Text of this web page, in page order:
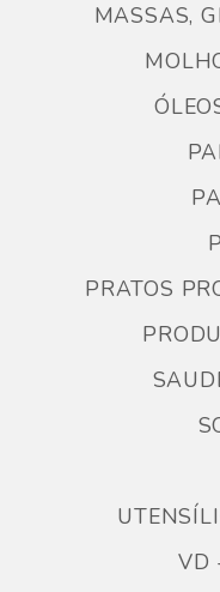
MASSAS,
PRATOS
VD